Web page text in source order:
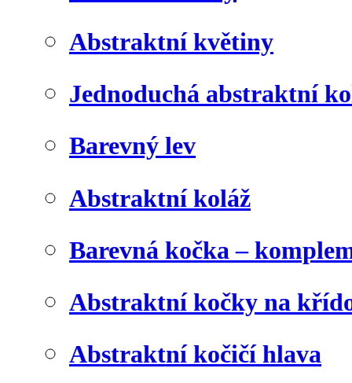
Abstraktní květiny
Jednoduchá abstraktní
Barevný lev
Abstraktní koláž
Barevná kočka –
Abstraktní kočky na
Abstraktní kočičí hlava